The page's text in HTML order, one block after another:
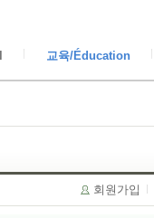
교육/Éducation
회원가입